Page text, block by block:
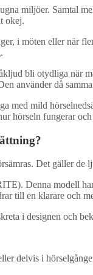
miljöer. Samtal
okej.
i möten eller när
bli otydliga när
använder då
med mild
hörseln fungerar
Det gäller
Denna modell
till en klarare och
i designen och
delvis i